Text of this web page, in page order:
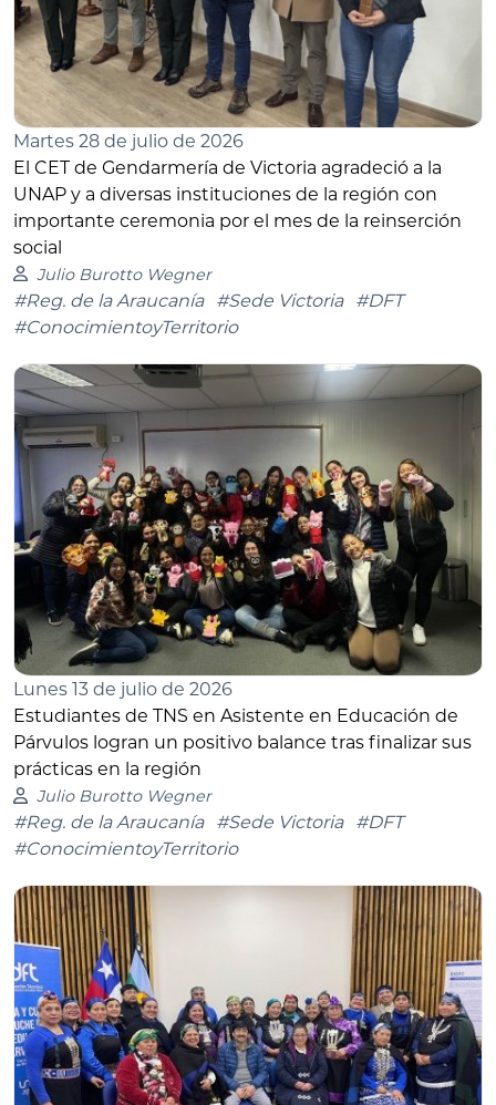
Martes 28 de julio de 2026
El CET de Gendarmería de Victoria agradeció a la
UNAP y a diversas instituciones de la región con
importante ceremonia por el mes de la reinserción
social
Julio Burotto Wegner
#Reg. de la Araucanía #Sede Victoria
#DFT
#ConocimientoyTerritorio
Lunes 13 de julio de 2026
Estudiantes de TNS en Asistente en Educación de
Párvulos logran un positivo balance tras finalizar sus
prácticas en la región
Julio Burotto Wegner
#Reg. de la Araucanía #Sede Victoria
#DFT
#ConocimientoyTerritorio